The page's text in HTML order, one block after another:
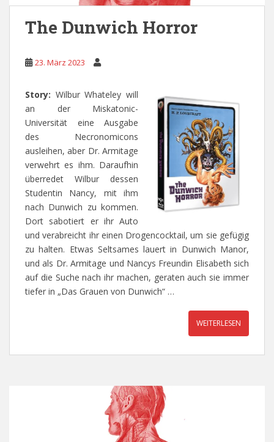
The Dunwich Horror
23. März 2023
Story: Wilbur Whateley will
an der Miskatonic-
Universität eine Ausgabe
des Necronomicons
ausleihen, aber Dr. Armitage
verwehrt es ihm. Daraufhin
überredet Wilbur dessen
Studentin Nancy, mit ihm
nach Dunwich zu kommen.
Dort sabotiert er ihr Auto
und verabreicht ihr einen Drogencocktail, um sie gefügig
zu halten. Etwas Seltsames lauert in Dunwich Manor,
und als Dr. Armitage und Nancys Freundin Elisabeth sich
auf die Suche nach ihr machen, geraten auch sie immer
tiefer in „Das Grauen von Dunwich“ …
WEITERLESEN